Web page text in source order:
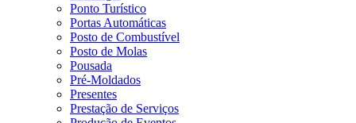
Ponto Turístico
Portas Automáticas
Posto de Combustível
Posto de Molas
Pousada
Pré-Moldados
Presentes
Prestação de Serviços